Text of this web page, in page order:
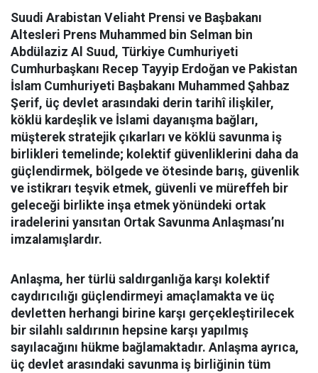
Suudi Arabistan Veliaht Prensi ve Başbakanı
Altesleri Prens Muhammed bin Selman bin
Abdülaziz Al Suud, Türkiye Cumhuriyeti
Cumhurbaşkanı Recep Tayyip Erdoğan ve Pakistan
İslam Cumhuriyeti Başbakanı Muhammed Şahbaz
Şerif, üç devlet arasındaki derin tarihî ilişkiler,
köklü kardeşlik ve İslami dayanışma bağları,
müşterek stratejik çıkarları ve köklü savunma iş
birlikleri temelinde; kolektif güvenliklerini daha da
güçlendirmek, bölgede ve ötesinde barış, güvenlik
ve istikrarı teşvik etmek, güvenli ve müreffeh bir
geleceği birlikte inşa etmek yönündeki ortak
iradelerini yansıtan Ortak Savunma Anlaşması’nı
imzalamışlardır.
Anlaşma, her türlü saldırganlığa karşı kolektif
caydırıcılığı güçlendirmeyi amaçlamakta ve üç
devletten herhangi birine karşı gerçekleştirilecek
bir silahlı saldırının hepsine karşı yapılmış
sayılacağını hükme bağlamaktadır. Anlaşma ayrıca,
üç devlet arasındaki savunma iş birliğinin tüm